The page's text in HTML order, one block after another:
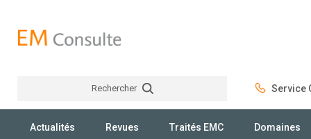
Rechercher Service
Actualités Revues Traités EMC Domaines